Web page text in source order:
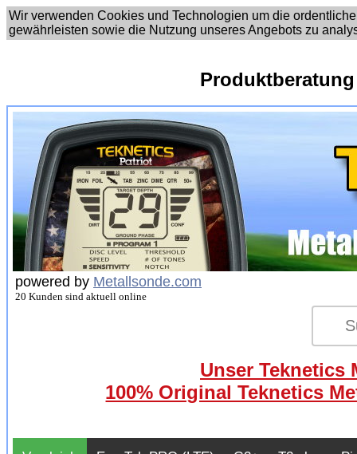
Wir verwenden Cookies und Technologien um die
gewährleisten sowie die Nutzung unseres Angebots zu
powered by Metallsonde.com
20 Kunden sind aktuell online
Unser Teknetics
100% Original Teknetics